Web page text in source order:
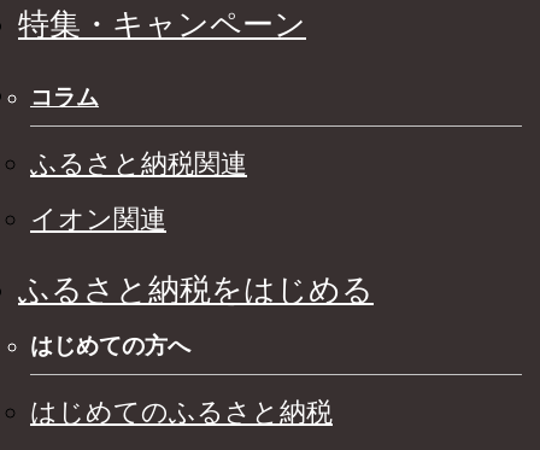
特集・キャンペーン
コラム
ふるさと納税関連
イオン関連
ふるさと納税をはじめる
はじめての方へ
はじめてのふるさと納税